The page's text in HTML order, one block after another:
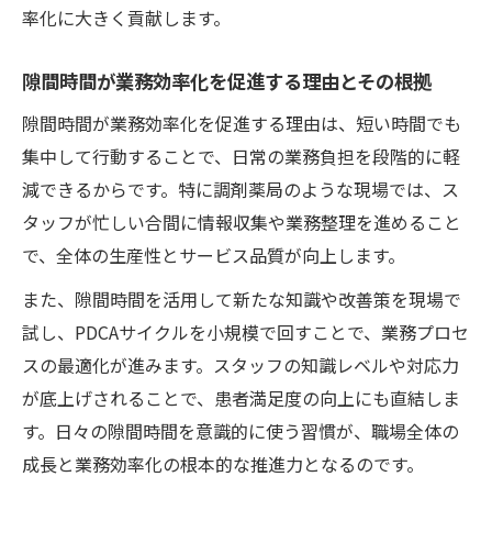
率化に大きく貢献します。
隙間時間が業務効率化を促進する理由とその根拠
隙間時間が業務効率化を促進する理由は、短い時間でも
集中して行動することで、日常の業務負担を段階的に軽
減できるからです。特に調剤薬局のような現場では、ス
タッフが忙しい合間に情報収集や業務整理を進めること
で、全体の生産性とサービス品質が向上します。
また、隙間時間を活用して新たな知識や改善策を現場で
試し、PDCAサイクルを小規模で回すことで、業務プロセ
スの最適化が進みます。スタッフの知識レベルや対応力
が底上げされることで、患者満足度の向上にも直結しま
す。日々の隙間時間を意識的に使う習慣が、職場全体の
成長と業務効率化の根本的な推進力となるのです。